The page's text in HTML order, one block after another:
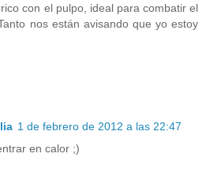
con el pulpo, ideal para combatir el
nos están avisando que yo estoy
1 de febrero de 2012 a las 22:47
en calor ;)